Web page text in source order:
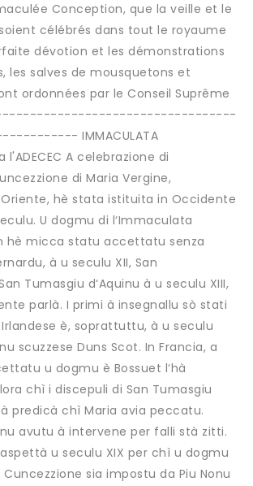
Conception, que la veille et le
célébrés dans tout le royaume
dévotion et les démonstrations
les salves de mousquetons et
ordonnées par le Conseil Suprême
. ------------------------------------
IMMACULATA
l'ADECEC A celebrazione di
di Maria Vergine,
hè stata istituita in Occidente
U dogmu di l‘Immaculata
hè micca statu accettatu senza
à u seculu XII, San
Tumasgiu d‘Aquinu à u seculu XIII,
parlà. I primi à insegnallu sò stati
è, soprattuttu, à u seculu
scuzzese Duns Scot. In Francia, a
u dogmu è Bossuet l‘hà
chì i discepuli di San Tumasgiu
predicà chì Maria avia peccatu.
avutu à intervene per falli stà zitti.
u seculu XIX per chì u dogmu
sia impostu da Piu Nonu